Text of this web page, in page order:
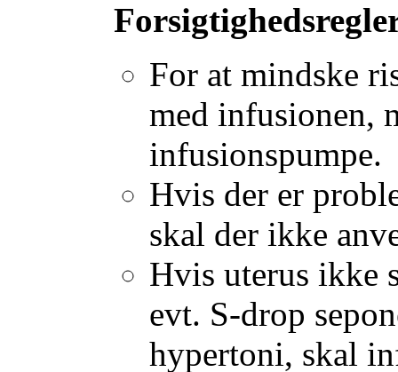
For at mindske
med infusionen,
infusionspumpe.
Hvis der er
skal der ikke
Hvis uterus ikke
evt. S-drop
hypertoni, skal